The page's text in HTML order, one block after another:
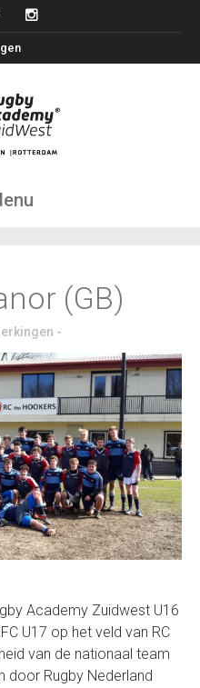
(GB)
Academy Zuidwest U16
U17 op het veld van RC
van de nationaal team
door Rugby Nederland